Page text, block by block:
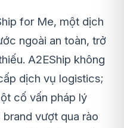
for Me, một dịch
ngoài an toàn, trở
A2EShip không
dịch vụ logistics;
cố vấn pháp lý
vượt qua rào